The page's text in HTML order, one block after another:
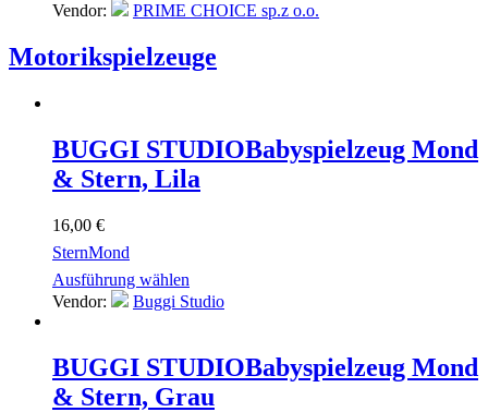
Vendor:
PRIME CHOICE sp.z o.o.
Motorikspielzeuge
BUGGI STUDIOBabyspielzeug Mond
& Stern, Lila
16,00 €
SternMond
Ausführung wählen
Vendor:
Buggi Studio
BUGGI STUDIOBabyspielzeug Mond
& Stern, Grau